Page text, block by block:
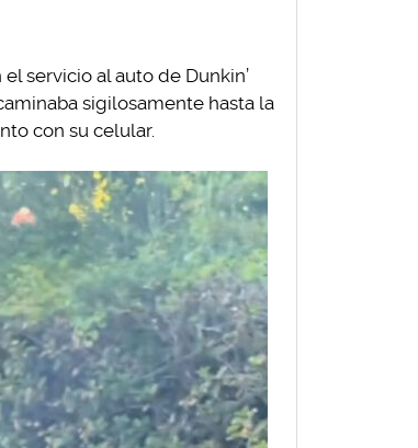
servicio al auto de Dunkin’
sigilosamente hasta la
con su celular.